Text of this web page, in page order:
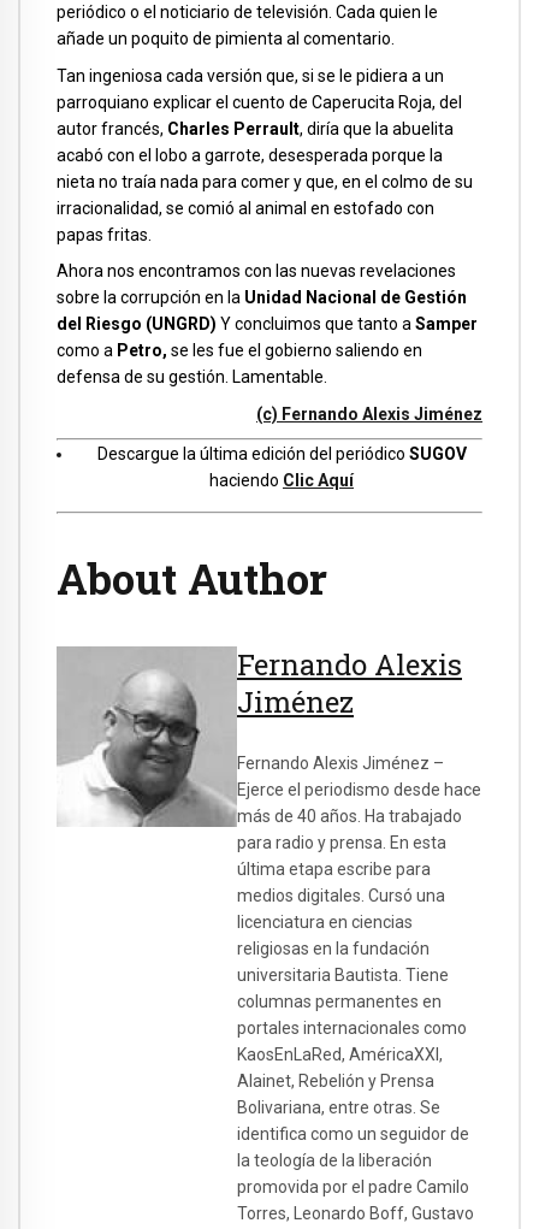
periódico o el noticiario de televisión. Cada quien le
añade un poquito de pimienta al comentario.
Tan ingeniosa cada versión que, si se le pidiera a un
parroquiano explicar el cuento de Caperucita Roja, del
autor francés, Charles Perrault, diría que la abuelita
acabó con el lobo a garrote, desesperada porque la
nieta no traía nada para comer y que, en el colmo de su
irracionalidad, se comió al animal en estofado con
papas fritas.
Ahora nos encontramos con las nuevas revelaciones
sobre la corrupción en la Unidad Nacional de Gestión
del Riesgo (UNGRD) Y concluimos que tanto aSamper
como a Petro, se les fue el gobierno saliendo en
defensa de su gestión. Lamentable.
(c) Fernando Alexis Jiménez
Descargue la última edición del periódico SUGOV
haciendo Clic Aquí
About Author
Fernando Alexis
Jiménez
Fernando Alexis Jiménez –
Ejerce el periodismo desde hace
más de 40 años. Ha trabajado
para radio y prensa. En esta
última etapa escribe para
medios digitales. Cursó una
licenciatura en ciencias
religiosas en la fundación
universitaria Bautista. Tiene
columnas permanentes en
portales internacionales como
KaosEnLaRed, AméricaXXI,
Alainet, Rebelión y Prensa
Bolivariana, entre otras. Se
identifica como un seguidor de
la teología de la liberación
promovida por el padre Camilo
Torres, Leonardo Boff, Gustavo